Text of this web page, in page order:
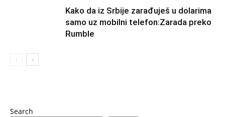
Kako da iz Srbije zarađuješ u dolarima
samo uz mobilni telefon:Zarada preko
Rumble
Search